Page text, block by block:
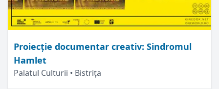
Proiecţie documentar creativ: Sindromul
Hamlet
Palatul Culturii • Bistrița